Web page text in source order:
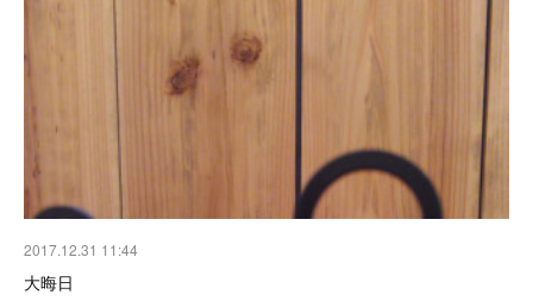
2017.12.31 11:44
大晦日